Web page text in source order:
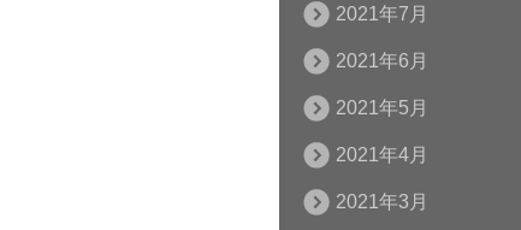
2021年7月
2021年6月
2021年5月
2021年4月
2021年3月